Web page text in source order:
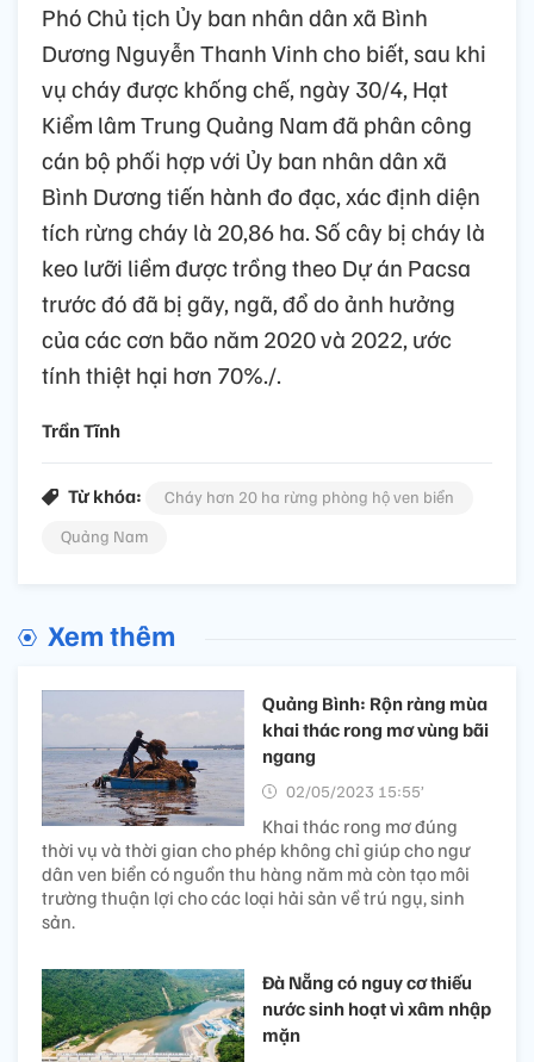
Phó Chủ tịch Ủy ban nhân dân xã Bình
Dương Nguyễn Thanh Vinh cho biết, sau khi
vụ cháy được khống chế, ngày 30/4, Hạt
Kiểm lâm Trung Quảng Nam đã phân công
cán bộ phối hợp với Ủy ban nhân dân xã
Bình Dương tiến hành đo đạc, xác định diện
tích rừng cháy là 20,86 ha. Số cây bị cháy là
keo lưỡi liềm được trồng theo Dự án Pacsa
trước đó đã bị gãy, ngã, đổ do ảnh hưởng
của các cơn bão năm 2020 và 2022, ước
tính thiệt hại hơn 70%./.
Trần Tĩnh
Từ khóa:
Cháy hơn 20 ha rừng phòng hộ ven biển
Quảng Nam
Xem thêm
Quảng Bình: Rộn ràng mùa
khai thác rong mơ vùng bãi
ngang
02/05/2023 15:55’
Khai thác rong mơ đúng
thời vụ và thời gian cho phép không chỉ giúp cho ngư
dân ven biển có nguồn thu hàng năm mà còn tạo môi
trường thuận lợi cho các loại hải sản về trú ngụ, sinh
sản.
Đà Nẵng có nguy cơ thiếu
nước sinh hoạt vì xâm nhập
mặn